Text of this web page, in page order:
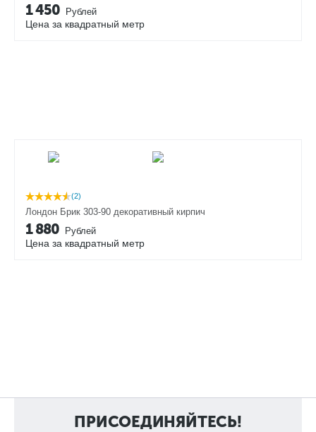
1 450 Рублей
Цена за квадратный метр
(2)
Лондон Брик 303-90 декоративный кирпич
1 880 Рублей
Цена за квадратный метр
ПРИСОЕДИНЯЙТЕСЬ!